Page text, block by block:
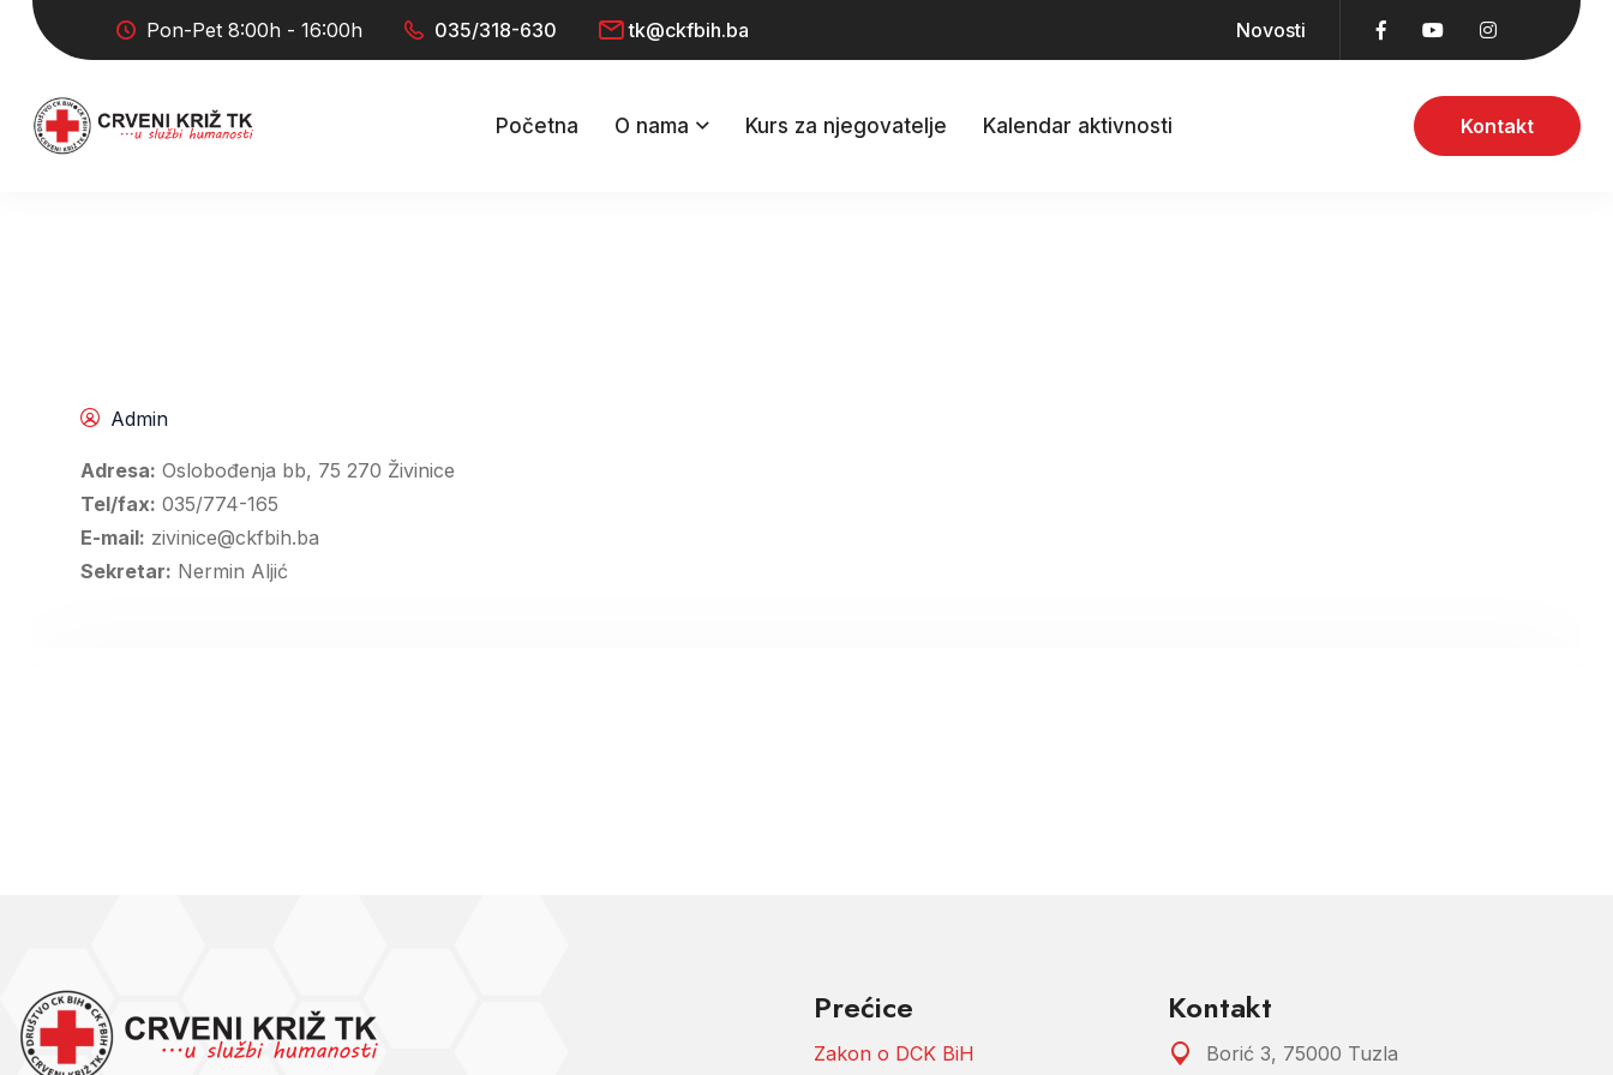
Pon-Pet 8:00h - 16:00h 035/318-630 tk@ckfbih.ba Novosti
Početna O nama Kurs za njegovatelje Kalendar aktivnosti Kontakt
Admin
Adresa: Oslobođenja bb, 75 270 Živinice
Tel/fax: 035/774-165
E-mail: zivinice@ckfbih.ba
Sekretar: Nermin Aljić
Prećice
Zakon o DCK BiH
Kontakt
Borić 3, 75000 Tuzla